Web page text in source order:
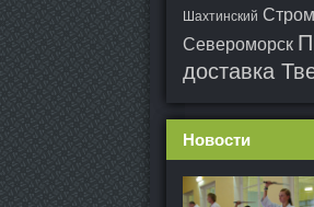
Шахтинский
Североморск
доставка
Новости